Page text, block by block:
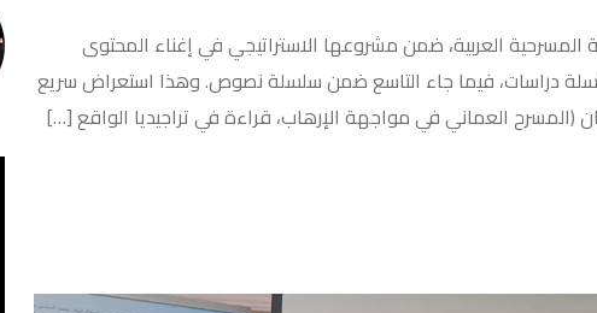
ضمن مشروعها الاستراتيجي في إغناء المحتوى
فيما جاء التاسع ضمن سلسلة نصوص. وهذا استعراض سريع